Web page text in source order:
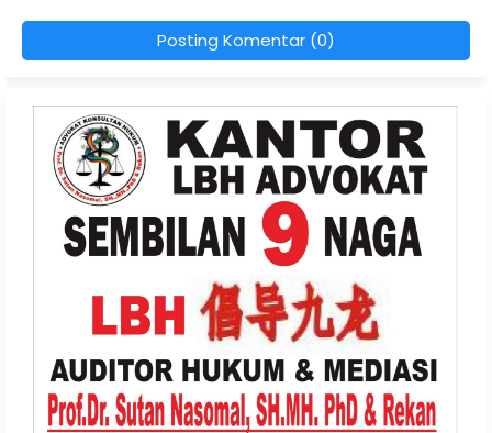
Posting Komentar (0)